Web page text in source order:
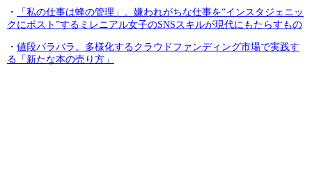
・
「私の仕事は蜂の管理」。嫌われがちな仕事を“インスタジェニッ
クにポスト”するミレニアル女子のSNSスキルが現代にもたらすもの
・ 値段バラバラ。多様化するクラウドファンディング市場で実践す
る「新たな本の売り方」